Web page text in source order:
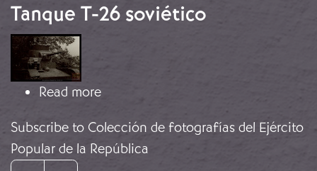
Tanque T-26 soviético
Image
Read moreabout Tanque T-26 soviético
Subscribe to Colección de fotografías del Ejército
Popular de la República